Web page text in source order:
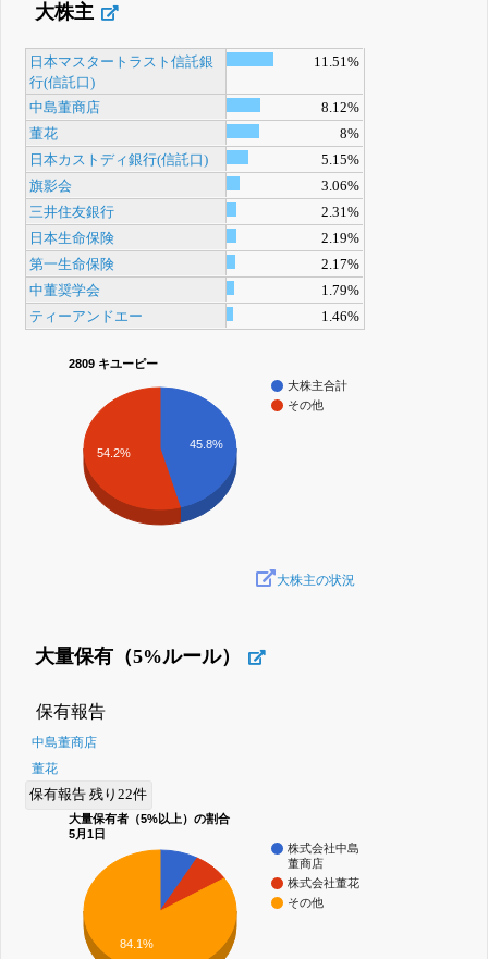
大株主
日本マスタートラスト信託銀
行(信託口)
11.51%
中島董商店
8.12%
董花
8%
日本カストディ銀行(信託口)
5.15%
旗影会
3.06%
三井住友銀行
2.31%
日本生命保険
2.19%
第一生命保険
2.17%
中董奨学会
1.79%
ティーアンドエー
1.46%
2809 キユーピー
大株主合計
その他
45.8%
54.2%
大株主の状況
大量保有（5%ルール）
保有報告
中島董商店
董花
保有報告 残り22件
大量保有者（5%以上）の割合
5月1日
株式会社中島
董商店
株式会社董花
その他
84.1%